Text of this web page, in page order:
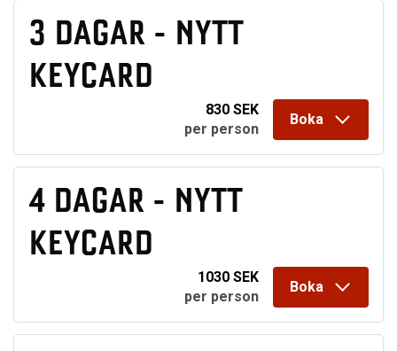
3 DAGAR - NYTT
KEYCARD
830 SEK
per person
Boka
4 DAGAR - NYTT
KEYCARD
1030 SEK
per person
Boka